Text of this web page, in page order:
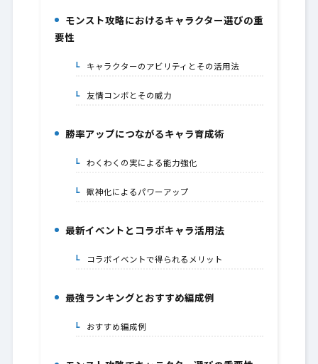
モンスト攻略におけるキャラクター選びの重
要性
2-1.キャラクターのアビリティとその活用法
2-2.友情コンボとその威力
3.勝率アップにつながるキャラ育成術
3-1.わくわくの実による能力強化
3-2.獣神化によるパワーアップ
4.最新イベントとコラボキャラ活用法
4-1.コラボイベントで得られるメリット
5.最強ランキングとおすすめ編成例
5-1.おすすめ編成例